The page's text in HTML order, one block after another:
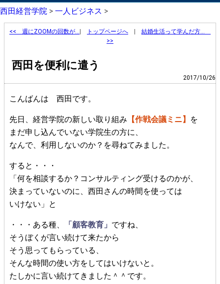
西田経営学院 > 一人ビジネス >
<< 週にZOOMの回数が… トップページへ| 結婚生活って学んだ方…
>>
西田を便利に遣う
2017/10/26
こんばんは 西田です。
先日、経営学院の新しい取り組み 【作戦会議ミニ】
を
まだ申し込んでいない学院生の方に、
なんで、利用しないのか？を尋ねてみました。
すると・・・
「何を相談するか？コンサルティング受けるのかが、
決まっていないのに、西田さんの時間を使っては
いけない」と
・・・ある種、 「顧客教育」 ですね、
そうぼくが言い続けて来たから
そう思ってもらっている、
そんな時間の使い方をしてはいけないと。
たしかに言い続けてきました＾＾です。